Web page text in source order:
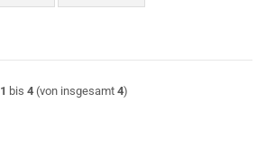
1 bis 4 (von insgesamt 4)